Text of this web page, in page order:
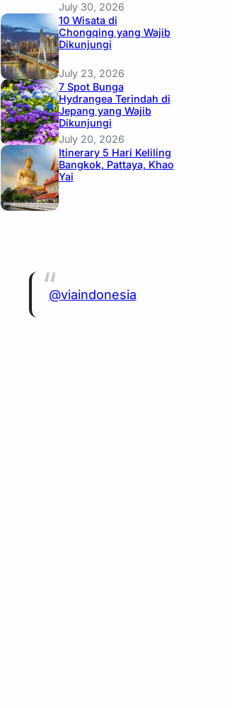
July 30, 2026
10 Wisata di
Chongqing yang Wajib
Dikunjungi
July 23, 2026
7 Spot Bunga
Hydrangea Terindah di
Jepang yang Wajib
Dikunjungi
July 20, 2026
Itinerary 5 Hari Keliling
Bangkok, Pattaya, Khao
Yai
@viaindonesia